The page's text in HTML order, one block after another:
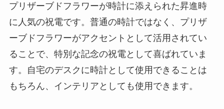
プリザーブドフラワーが時計に添えられた昇進時
に人気の祝電です。普通の時計ではなく、プリザ
ーブドフラワーがアクセントとして活用されてい
ることで、特別な記念の祝電として喜ばれていま
す。自宅のデスクに時計として使用できることは
もちろん、インテリアとしても使用できます。